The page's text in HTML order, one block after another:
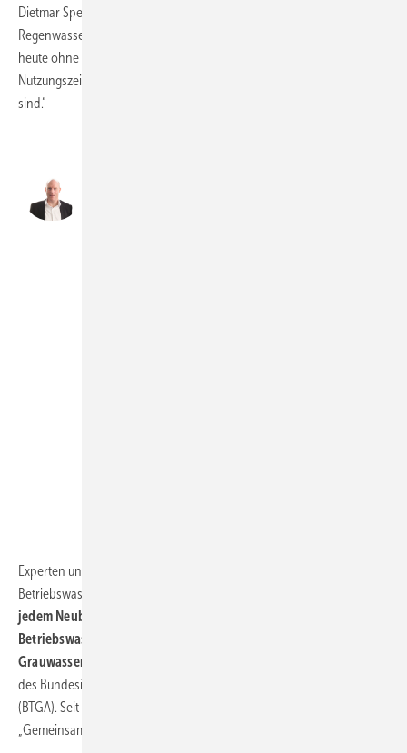
Dietmar Sperfeld, Referent beim Bundesverband für Betriebs- und
Regenwasser (fbr). „Vor allem wenn man bedenkt, dass Gebäude, die
heute ohne Betriebswasserkonzepte erstellt werden, auf ihre
Nutzungszeit gesehen für die nächsten 50 bis 100 Jahre verloren
sind.“
Experten und Verbände fordern schon länger, dass in jedem Neubau
Betriebswassernutzung zum Einsatz kommen sollte.
jedem Neubau und jeder Sanierung ist die Einbindung von
Betriebswassersystemen möglich – sei es eine Regen- oder
Grauwassernutzung“
des Bundesindustrieverbandes Technische Gebäudeausrüstung
(BTGA). Seit Ende November 2023 ist der BTGA Mitglied der Allianz
„Gemeinsam für eine wasserbewusste Stadtentwicklung“.